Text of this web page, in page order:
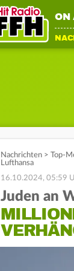
ON
Nachrichten > Top-
Lufthansa
16.10.2024, 05:59
Juden an